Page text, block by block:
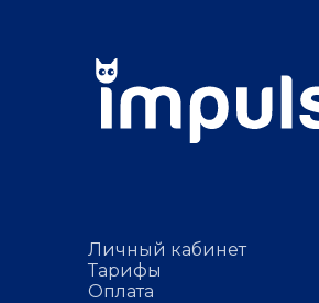
Личный кабинет
Тарифы
Оплата